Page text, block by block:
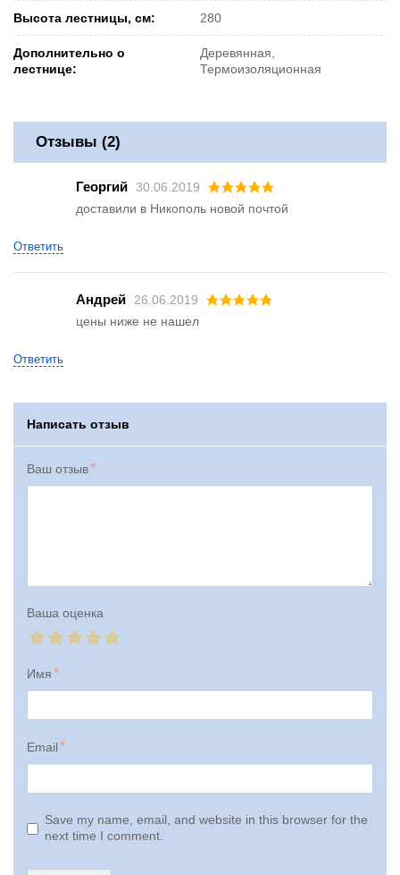
Высота лестницы, см: 280
Дополнительно о
лестнице:
Деревянная,
Термоизоляционная
Отзывы (2)
Георгий 30.06.2019
доставили в Никополь новой почтой
Ответить
Андрей
26.06.2019
цены ниже не нашел
Ответить
Написать отзыв
Ваш отзыв
Ваша оценка
Имя
Email
Save my name, email, and website in this browser for the
next time I comment.